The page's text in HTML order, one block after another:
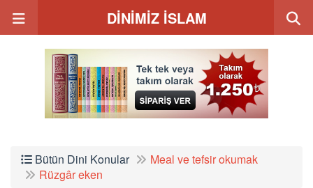
DİNİMİZ İSLAM
Bütün Dini Konular
Meal ve tefsir okumak
Rüzgâr eken